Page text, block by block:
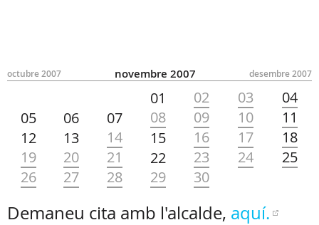
octubre 2007 desembre 2007
novembre 2007
01 02 03
04
05
06 07 08 09 10
11
12
13 14 15 16 17
18
19
20 21 22 23 24
25
26
27 28 29 30
Demaneu cita amb l'alcalde, aquí.